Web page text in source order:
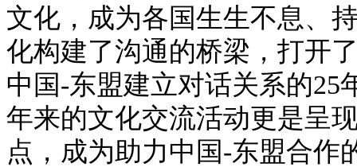
文化，成为各国生生不息、
化构建了沟通的桥梁，打开
中国-东盟建立对话关系的25
年来的文化交流活动更是呈
点，成为助力中国-东盟合作